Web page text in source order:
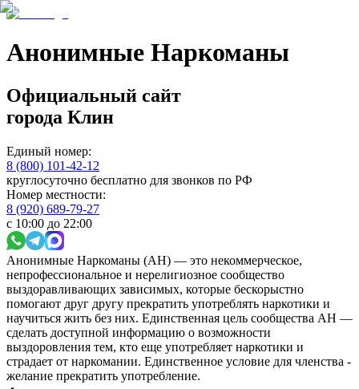
Анонимные Наркоманы
Официальный сайт
города Клин
Единый номер:
8 (800) 101-42-12
круглосуточно бесплатно для звонков по РФ
Номер местности:
8 (920) 689-79-27
с 10:00 до 22:00
Анонимные Наркоманы (АН) — это некоммерческое,
непрофессиональное и нерелигиозное сообщество
выздоравливающих зависимых, которые бескорыстно
помогают друг другу прекратить употреблять наркотики и
научиться жить без них. Единственная цель сообщества АН —
сделать доступной информацию о возможности
выздоровления тем, кто еще употребляет наркотики и
страдает от наркомании. Единственное условие для членства -
желание прекратить употребление.